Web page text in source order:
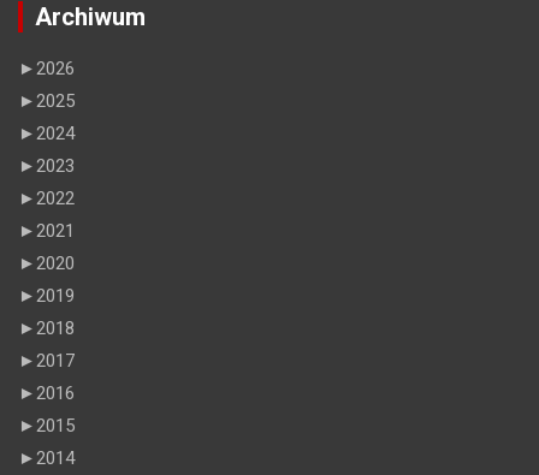
Archiwum
►2026
►2025
►2024
►2023
►2022
►2021
►2020
►2019
►2018
►2017
►2016
►2015
►2014